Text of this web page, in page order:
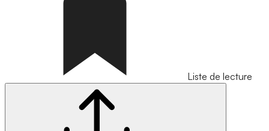
Liste de lecture